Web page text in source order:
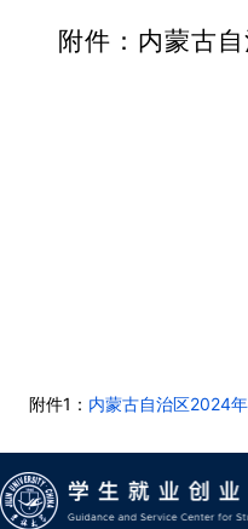
附件：内蒙古
附件1： 内蒙古自治区2024